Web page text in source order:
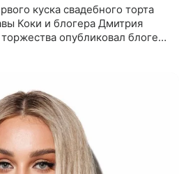
куска свадебного торта
Коки и блогера Дмитрия
опубликовал блогер